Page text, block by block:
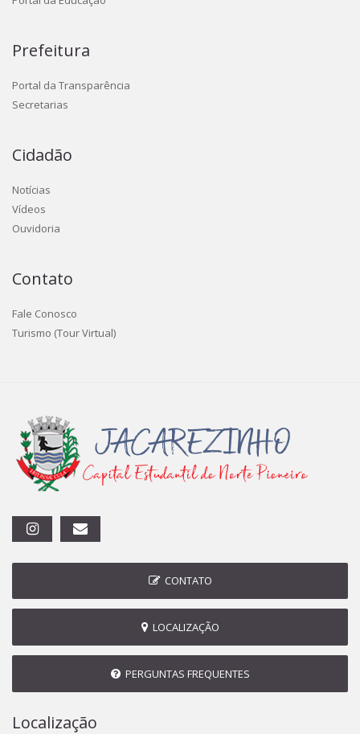
Prefeitura
Portal da Transparência
Secretarias
Cidadão
Notícias
Vídeos
Ouvidoria
Contato
Fale Conosco
Turismo (Tour Virtual)
CONTATO
LOCALIZAÇÃO
PERGUNTAS FREQUENTES
Localização